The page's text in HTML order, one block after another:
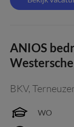
ANIOS
BKV,
WO